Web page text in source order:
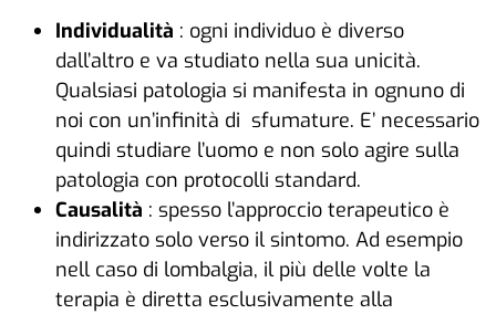
Individualità : ogni individuo è diverso
dall’altro e va studiato nella sua unicità.
Qualsiasi patologia si manifesta in ognuno di
noi con un’infinità di sfumature. E’ necessario
quindi studiare l’uomo e non solo agire sulla
patologia con protocolli standard.
Causalità : spesso l’approccio terapeutico è
indirizzato solo verso il sintomo. Ad esempio
nell caso di lombalgia, il più delle volte la
terapia è diretta esclusivamente alla